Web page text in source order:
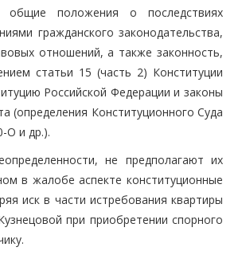
общие положения о последствиях
гражданского законодательства,
отношений, а также законность,
статьи 15 (часть 2) Конституции
Российской Федерации и законы
(определения Конституционного Суда
О и др.).
не предполагают их
в жалобе аспекте конституционные
иск в части истребования квартиры
при приобретении спорного